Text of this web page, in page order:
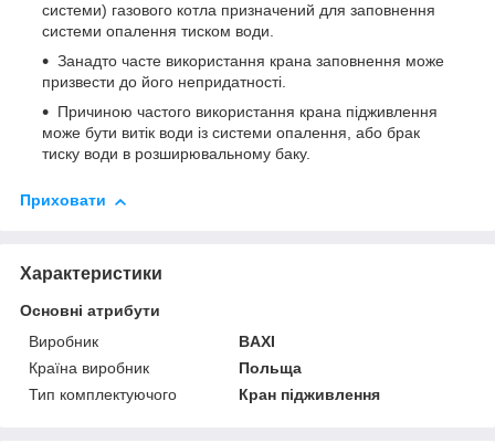
системи) газового котла призначений для заповнення
системи опалення тиском води.
Занадто часте використання крана заповнення може
призвести до його непридатності.
Причиною частого використання крана підживлення
може бути витік води із системи опалення, або брак
тиску води в розширювальному баку.
Приховати
Характеристики
Основні атрибути
Виробник
BAXI
Країна виробник
Польща
Тип комплектуючого
Кран підживлення